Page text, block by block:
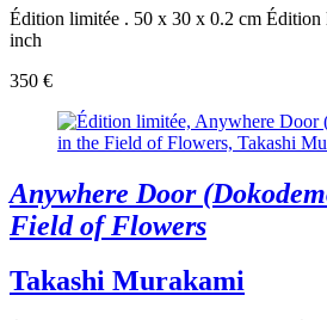
Édition limitée . 50 x 30 x 0.2 cm Édition
inch
350 €
Anywhere Door
Field of Flowers
Takashi Murakami